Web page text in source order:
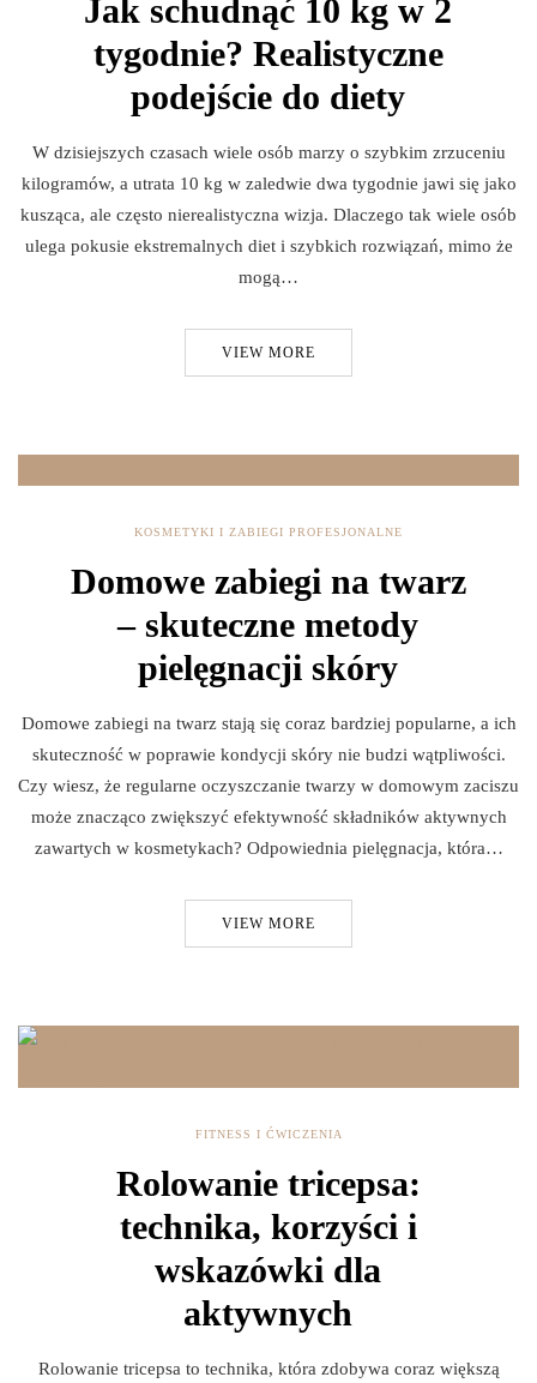
Jak schudnąć 10 kg w 2
tygodnie? Realistyczne
podejście do diety
W dzisiejszych czasach wiele osób marzy o szybkim zrzuceniu
kilogramów, a utrata 10 kg w zaledwie dwa tygodnie jawi się jako
kusząca, ale często nierealistyczna wizja. Dlaczego tak wiele osób
ulega pokusie ekstremalnych diet i szybkich rozwiązań, mimo że
mogą…
VIEW MORE
KOSMETYKI I ZABIEGI PROFESJONALNE
Domowe zabiegi na twarz
– skuteczne metody
pielęgnacji skóry
Domowe zabiegi na twarz stają się coraz bardziej popularne, a ich
skuteczność w poprawie kondycji skóry nie budzi wątpliwości.
Czy wiesz, że regularne oczyszczanie twarzy w domowym zaciszu
może znacząco zwiększyć efektywność składników aktywnych
zawartych w kosmetykach? Odpowiednia pielęgnacja, która…
VIEW MORE
FITNESS I ĆWICZENIA
Rolowanie tricepsa:
technika, korzyści i
wskazówki dla
aktywnych
Rolowanie tricepsa to technika, która zdobywa coraz większą